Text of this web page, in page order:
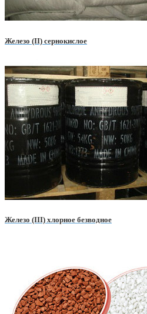
Железо (II) сернокислое
Железо (III) хлорное безводное